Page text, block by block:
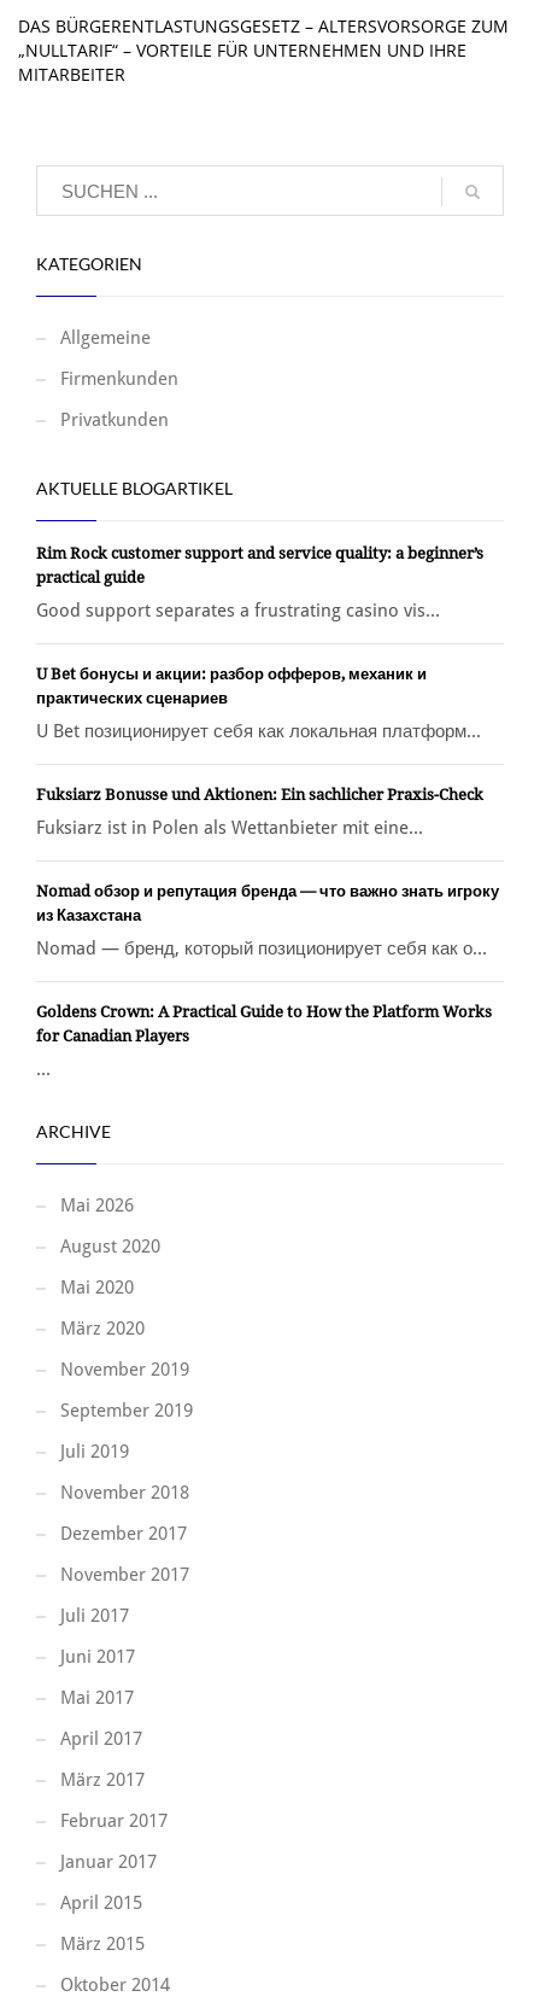
DAS BÜRGERENTLASTUNGSGESETZ – ALTERSVORSORGE ZUM
„NULLTARIF“ – VORTEILE FÜR UNTERNEHMEN UND IHRE
MITARBEITER
KATEGORIEN
Allgemeine
Firmenkunden
Privatkunden
AKTUELLE BLOGARTIKEL
Rim Rock customer support and service quality: a beginner’s
practical guide
Good support separates a frustrating casino vis...
U Bet бонусы и акции: разбор офферов, механик и
практических сценариев
U Bet позиционирует себя как локальная платформ...
Fuksiarz Bonusse und Aktionen: Ein sachlicher Praxis-Check
Fuksiarz ist in Polen als Wettanbieter mit eine...
Nomad обзор и репутация бренда — что важно знать игроку
из Казахстана
Nomad — бренд, который позиционирует себя как о...
Goldens Crown: A Practical Guide to How the Platform Works
for Canadian Players
...
ARCHIVE
Mai 2026
August 2020
Mai 2020
März 2020
November 2019
September 2019
Juli 2019
November 2018
Dezember 2017
November 2017
Juli 2017
Juni 2017
Mai 2017
April 2017
März 2017
Februar 2017
Januar 2017
April 2015
März 2015
Oktober 2014